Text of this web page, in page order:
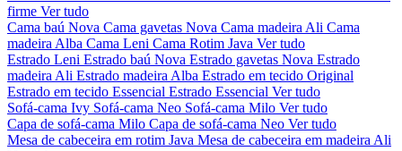
firme Ver tudo
Cama baú Nova Cama gavetas Nova Cama madeira Ali Cama
madeira Alba Cama Leni Cama Rotim Java Ver tudo
Estrado Leni Estrado baú Nova Estrado gavetas Nova Estrado
madeira Ali Estrado madeira Alba Estrado em tecido Original
Estrado em tecido Essencial Estrado Essencial Ver tudo
Sofá-cama Ivy Sofá-cama Neo Sofá-cama Milo Ver tudo
Capa de sofá-cama Milo Capa de sofá-cama Neo Ver tudo
Mesa de cabeceira em rotim Java Mesa de cabeceira em madeira Ali